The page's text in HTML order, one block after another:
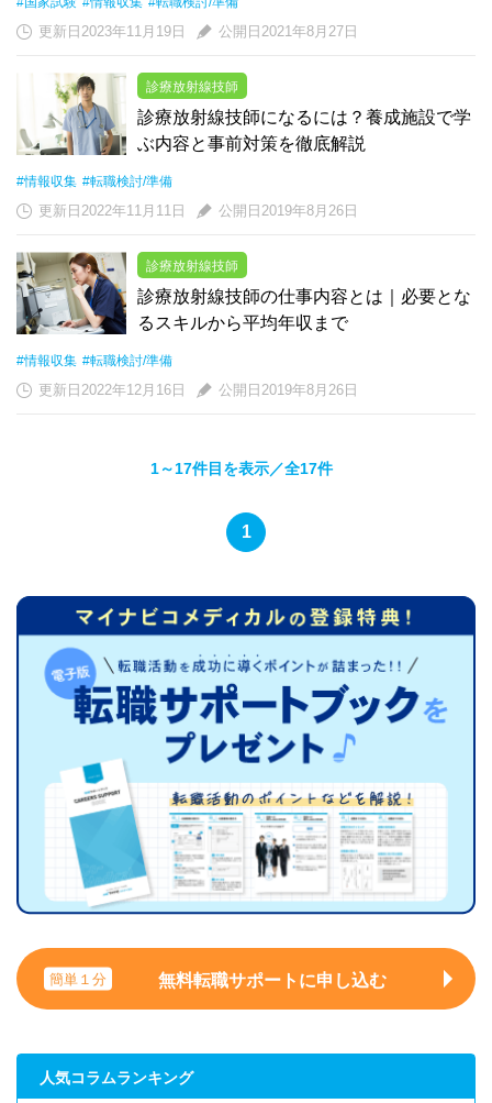
更新日2023年11月19日 公開日2021年8月27日
診療放射線技師
診療放射線技師になるには？養成施設で学
ぶ内容と事前対策を徹底解説
#情報収集 #転職検討/準備
更新日2022年11月11日 公開日2019年8月26日
診療放射線技師
診療放射線技師の仕事内容とは｜必要とな
るスキルから平均年収まで
#情報収集 #転職検討/準備
更新日2022年12月16日 公開日2019年8月26日
1～17件目を表示／全17件
1
簡単１分 無料転職サポートに申し込む
人気コラムランキング